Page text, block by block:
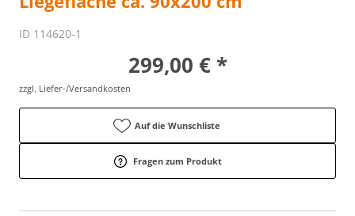
ID 114620-1
299,00 € *
zzgl. Liefer-/Versandkosten
Auf die Wunschliste
Fragen zum Produkt